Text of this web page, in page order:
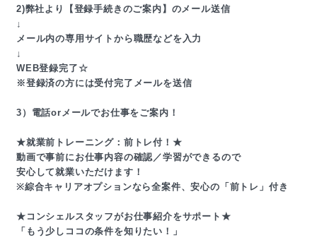
2)弊社より【登録手続きのご案内】のメール送信
↓
メール内の専用サイトから職歴などを入力
↓
WEB登録完了☆
※登録済の方には受付完了メールを送信
3）電話orメールでお仕事をご案内！
★就業前トレーニング：前トレ付！★
動画で事前にお仕事内容の確認／学習ができるので
安心して就業いただけます！
※綜合キャリアオプションなら全案件、安心の「前トレ」付き
★コンシェルスタッフがお仕事紹介をサポート★
「もう少しココの条件を知りたい！」